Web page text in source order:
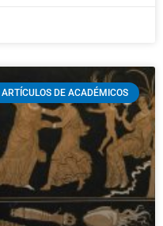
ARTÍCULOS DE ACADÉMICOS